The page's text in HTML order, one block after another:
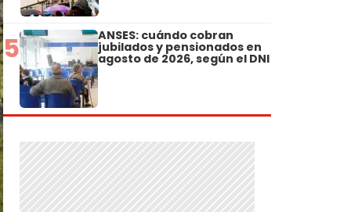
5 ANSES: cuándo cobran
jubilados y pensionados en
agosto de 2026, según el DNI